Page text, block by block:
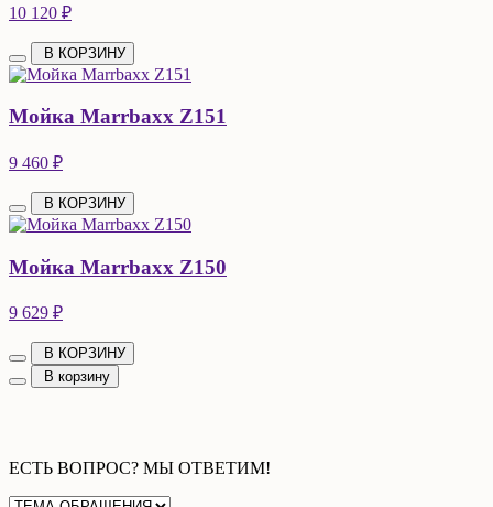
10 120 ₽
В КОРЗИНУ
Мойка Marrbaxx Z151
9 460 ₽
В КОРЗИНУ
Мойка Marrbaxx Z150
9 629 ₽
В КОРЗИНУ
В корзину
ЕСТЬ ВОПРОС? МЫ ОТВЕТИМ!